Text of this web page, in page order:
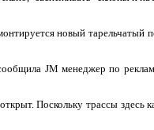
новый
JM менеджер по
Поскольку трассы здесь